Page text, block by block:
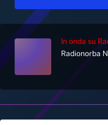
Notizie
In onda su
Radionorba